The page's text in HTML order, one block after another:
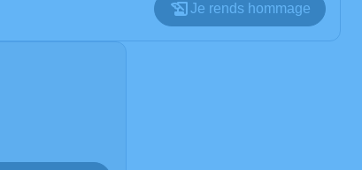
Je rends hommage